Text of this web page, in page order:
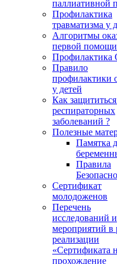
паллиативной
Профилактика
травматизма у
Алгоритмы
первой
Правило
профилактики
у детей
Как
респираторных
заболеваний ?
Полезные
Памятка
Правила
Сертификат
молодоженов
Перечень
исследований и
мероприятий в
реализации
«Сертификата
прохождение